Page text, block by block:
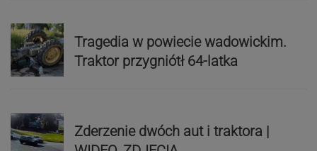
Tragedia w powiecie wadowickim.
Traktor przygniótł 64-latka
Zderzenie dwóch aut i traktora |